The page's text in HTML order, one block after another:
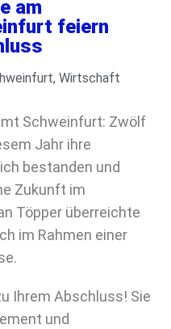
am
feiern
, Wirtschaft
Schweinfurt: Zwölf
Jahr ihre
bestanden und
Zukunft im
Töpper überreichte
im Rahmen einer
Ihrem Abschluss! Sie
und